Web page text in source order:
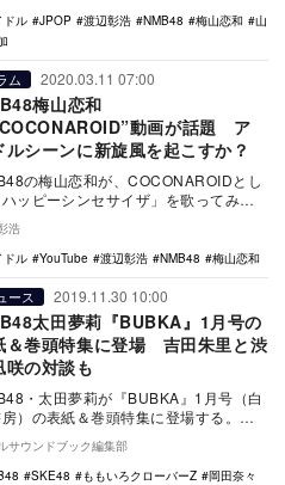
ドル
JPOP 渡辺彰浩 NMB48 梅山恋和
山
ム 2020.03.11 07:00
梅山恋和
動画が話題 ア
ルシーンに新旋風を起こすか？
の梅山恋和が、COCONAROIDとし
ッピーシンセサイザ」を歌ってみた
ってみた動画がファンの間で話題にな
…
浩
ドル
YouTube 渡辺彰浩 NMB48 梅山恋和
ース 2019.11.30 10:00
太田夢莉『BUBKA』1月号の
＆巻頭特集に登場 吉田朱里と渋
咲の対談も
・太田夢莉が『BUBKA』1月号（白
）の表紙＆巻頭特集に登場する。発
は太田の卒業公演が行われる11月30
…サウンドブック編集部
SKE48 ももいろクローバーZ
岡田奈々